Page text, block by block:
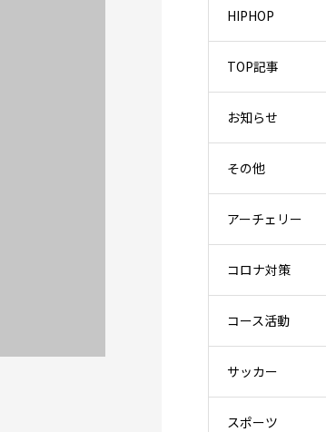
HIPHOP
TOP記事
お知らせ
その他
アーチェリー
コロナ対策
コース活動
サッカー
スポーツ